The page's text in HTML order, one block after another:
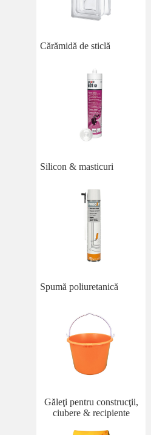
Cărămidă de sticlă
Silicon & masticuri
Spumă poliuretanică
Găleţi pentru construcţii,
ciubere & recipiente